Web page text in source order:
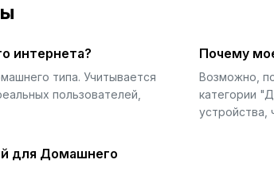
интернета?
типа. Учитывается
пользователей,
Почему
Возможно,
категории
устройства,
для Домашнего